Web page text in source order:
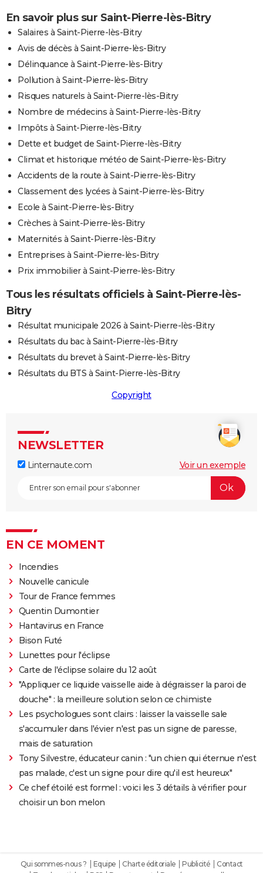
En savoir plus sur Saint-Pierre-lès-Bitry
Salaires à Saint-Pierre-lès-Bitry
Avis de décès à Saint-Pierre-lès-Bitry
Délinquance à Saint-Pierre-lès-Bitry
Pollution à Saint-Pierre-lès-Bitry
Risques naturels à Saint-Pierre-lès-Bitry
Nombre de médecins à Saint-Pierre-lès-Bitry
Impôts à Saint-Pierre-lès-Bitry
Dette et budget de Saint-Pierre-lès-Bitry
Climat et historique météo de Saint-Pierre-lès-Bitry
Accidents de la route à Saint-Pierre-lès-Bitry
Classement des lycées à Saint-Pierre-lès-Bitry
Ecole à Saint-Pierre-lès-Bitry
Crèches à Saint-Pierre-lès-Bitry
Maternités à Saint-Pierre-lès-Bitry
Entreprises à Saint-Pierre-lès-Bitry
Prix immobilier à Saint-Pierre-lès-Bitry
Tous les résultats officiels à Saint-Pierre-lès-
Bitry
Résultat municipale 2026 à Saint-Pierre-lès-Bitry
Résultats du bac à Saint-Pierre-lès-Bitry
Résultats du brevet à Saint-Pierre-lès-Bitry
Résultats du BTS à Saint-Pierre-lès-Bitry
Copyright
NEWSLETTER
Linternaute.com Voir un exemple
EN CE MOMENT
Incendies
Nouvelle canicule
Tour de France femmes
Quentin Dumontier
Hantavirus en France
Bison Futé
Lunettes pour l'éclipse
Carte de l'éclipse solaire du 12 août
"Appliquer ce liquide vaisselle aide à dégraisser la paroi de
douche" : la meilleure solution selon ce chimiste
Les psychologues sont clairs : laisser la vaisselle sale
s'accumuler dans l'évier n'est pas un signe de paresse,
mais de saturation
Tony Silvestre, éducateur canin : "un chien qui éternue n'est
pas malade, c'est un signe pour dire qu'il est heureux"
Ce chef étoilé est formel : voici les 3 détails à vérifier pour
choisir un bon melon
Qui sommes-nous ? Equipe Charte éditoriale Publicité
Contact